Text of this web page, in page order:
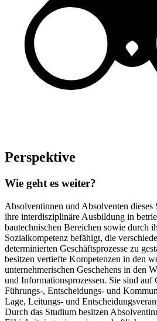
Perspektive
Wie geht es weiter?
Absolventinnen und Absolventen dieses
ihre interdisziplinäre Ausbildung in
bautechnischen Bereichen sowie durch
Sozialkompetenz befähigt, die
determinierten Geschäftsprozesse zu
besitzen vertiefte Kompetenzen in den
unternehmerischen Geschehens in den
und Informationsprozessen. Sie sind auf
Führungs-, Entscheidungs- und
Lage, Leitungs- und
Durch das Studium besitzen